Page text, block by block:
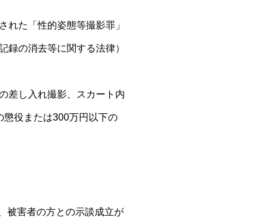
れた「性的姿態等撮影罪」
録の消去等に関する法律）
差し入れ撮影、スカート内
懲役または300万円以下の
被害者の方との示談成立が